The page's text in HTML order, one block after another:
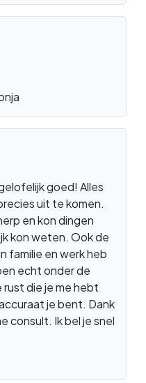
goed! Alles
uit te komen.
en kon dingen
kon weten. Ook de
familie en werk heb
echt onder de
rust die je me hebt
je bent. Dank
consult. Ik bel je snel